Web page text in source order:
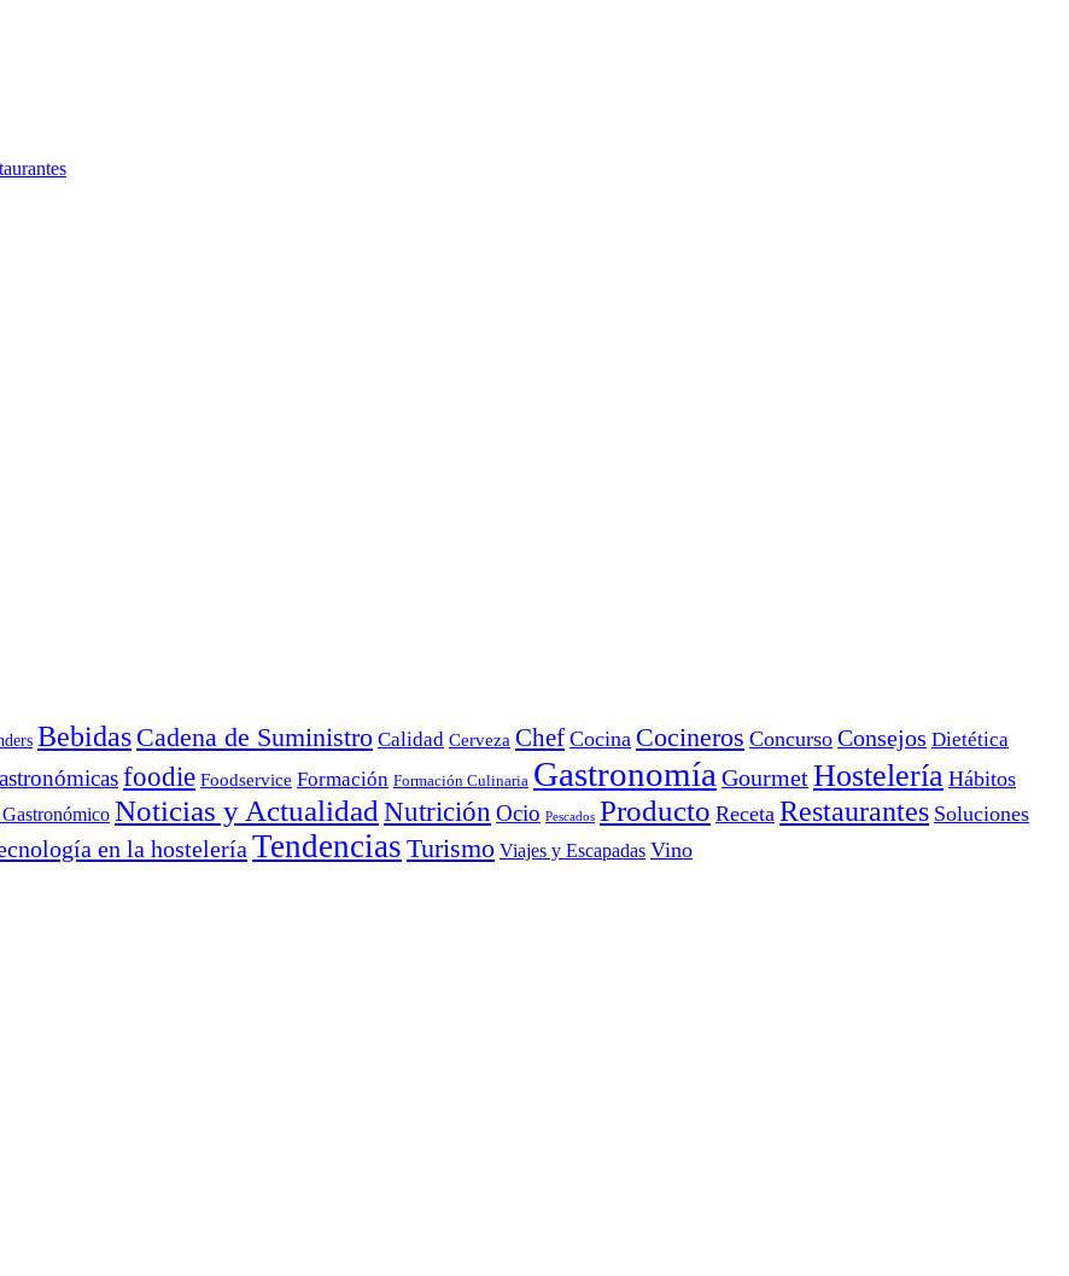
Bebidas Cadena de Suministro Calidad Cerveza Chef Cocina Cocineros Concurso Consejos Dietética
foodie Foodservice Formación Formación Culinaria Gastronomía GourmetHostelería Hábitos
Noticias y Actualidad Nutrición Ocio Pescados Producto Receta Restaurantes Soluciones
en la hostelería Tendencias Turismo Viajes y Escapadas Vino